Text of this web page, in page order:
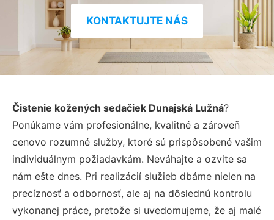
KONTAKTUJTE NÁS
Čistenie kožených sedačiek Dunajská Lužná?
Ponúkame vám profesionálne, kvalitné a zároveň
cenovo rozumné služby, ktoré sú prispôsobené vašim
individuálnym požiadavkám. Neváhajte a ozvite sa
nám ešte dnes. Pri realizácií služieb dbáme nielen na
precíznosť a odbornosť, ale aj na dôslednú kontrolu
vykonanej práce, pretože si uvedomujeme, že aj malé